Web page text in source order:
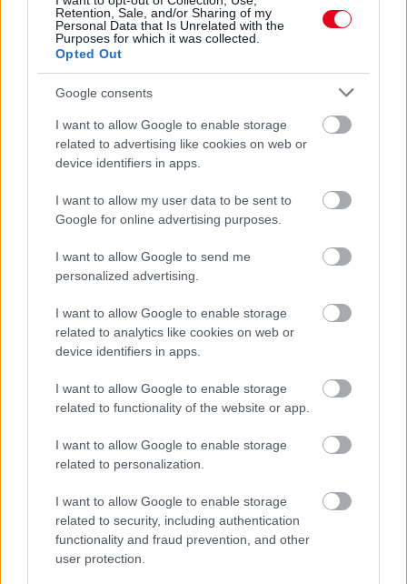
Retention, Sale, and/or Sharing of my
Personal Data that Is Unrelated with the
Purposes for which it was collected.
Opted Out
Google consents
I want to allow Google to enable storage
related to advertising like cookies on web or
device identifiers in apps.
I want to allow my user data to be sent to
Google for online advertising purposes.
I want to allow Google to send me
personalized advertising.
I want to allow Google to enable storage
related to analytics like cookies on web or
device identifiers in apps.
I want to allow Google to enable storage
related to functionality of the website or app.
I want to allow Google to enable storage
related to personalization.
I want to allow Google to enable storage
related to security, including authentication
functionality and fraud prevention, and other
user protection.
SZÁLLODÁKBAN A VÍZKŐ ELLEN
Ez a szer tényleg eltünteti a vízkövet
24 óra
Ha ezt érzed evés után, a szervezeted fontos dologra
próbál figyelmeztetni